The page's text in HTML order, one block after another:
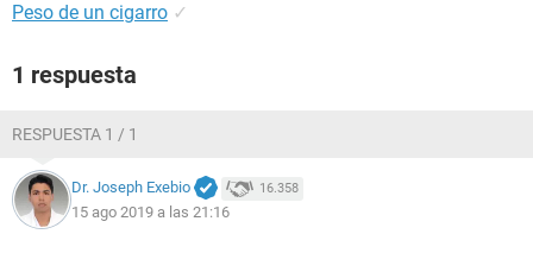
Peso de un cigarro ✓
1 respuesta
RESPUESTA 1 / 1
Dr. Joseph Exebio 16.358
15 ago 2019 a las 21:16